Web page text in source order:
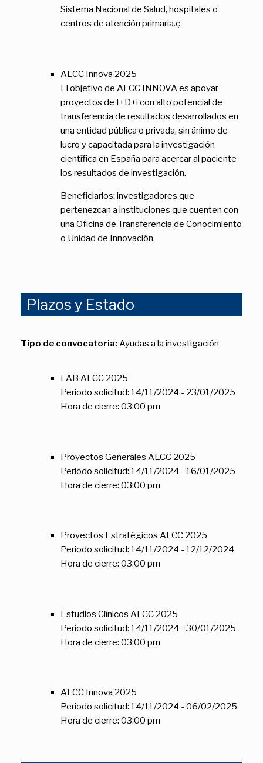
Sistema Nacional de Salud, hospitales o
centros de atención primaria.ç
AECC Innova 2025
El objetivo de AECC INNOVA es apoyar
proyectos de I+D+i con alto potencial de
transferencia de resultados desarrollados en
una entidad pública o privada, sin ánimo de
lucro y capacitada para la investigación
científica en España para acercar al paciente
los resultados de investigación.
Beneficiarios: investigadores que
pertenezcan a instituciones que cuenten con
una Oficina de Transferencia de Conocimiento
o Unidad de Innovación.
Plazos y Estado
Tipo de convocatoria: Ayudas a la investigación
LAB AECC 2025
Periodo solicitud: 14/11/2024 - 23/01/2025
Hora de cierre: 03:00 pm
Proyectos Generales AECC 2025
Periodo solicitud: 14/11/2024 - 16/01/2025
Hora de cierre: 03:00 pm
Proyectos Estratégicos AECC 2025
Periodo solicitud: 14/11/2024 - 12/12/2024
Hora de cierre: 03:00 pm
Estudios Clínicos AECC 2025
Periodo solicitud: 14/11/2024 - 30/01/2025
Hora de cierre: 03:00 pm
AECC Innova 2025
Periodo solicitud: 14/11/2024 - 06/02/2025
Hora de cierre: 03:00 pm